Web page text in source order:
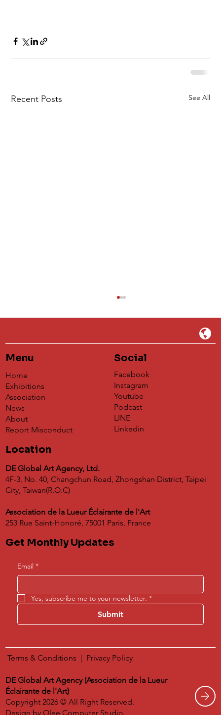
Recent Posts See All
Understanding 蝶映藝術de Global
Agency's Impact on the Global Art
Exchange Platform
Menu
Home
Exhibitions
Association
News
About
Report Misconduct
Social
Facebook
Instagram
Youtube
Podcast
LINE
Linkedin
Location
DE Global Art Agency, Ltd.
4F-3, No. 40, Changchun Road, Zhongshan District, Taipei
City, Taiwan(R.O.C)
Association de la Lueur Éclairante de l'Art
253 Rue Saint-Honoré, 75001 Paris, France
Get Monthly Updates
Email *
Yes, subscribe me to your newsletter. *
Submit
Terms & Conditions | Privacy Policy
DE Global Art Agency (Association de la Lueur
Éclairante de l'Art)
Copyright 2026 © All Right Reserved.
Design byOlee Computer Studio.